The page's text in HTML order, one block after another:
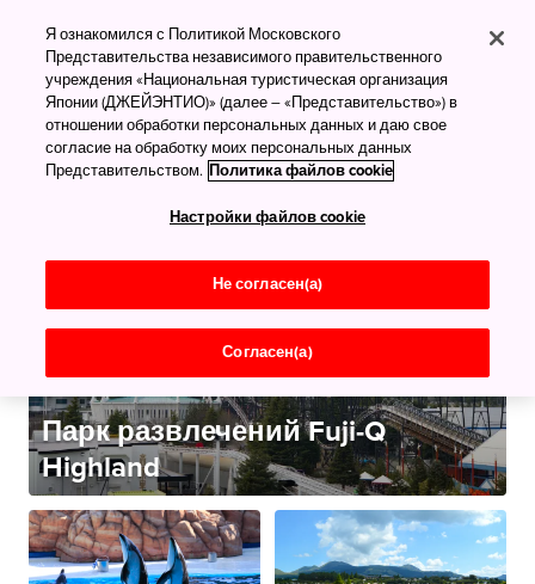
Что посмотреть
Парки развлечений
Всё самое лучшее
Парк развлечений Fuji-Q
Highland
Я ознакомился с Политикой Московского
Представительства независимого правительственного
учреждения «Национальная туристическая организация
Японии (ДЖЕЙЭНТИО)» (далее – «Представительство») в
отношении обработки персональных данных и даю свое
согласие на обработку моих персональных данных
Представительством. Политика файлов cookie
Настройки файлов cookie
Не согласен(а)
Согласен(а)